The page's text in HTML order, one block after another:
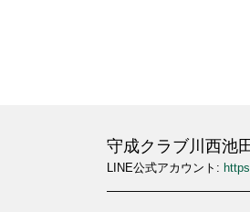
守成クラブ川西池
LINE公式アカウント: